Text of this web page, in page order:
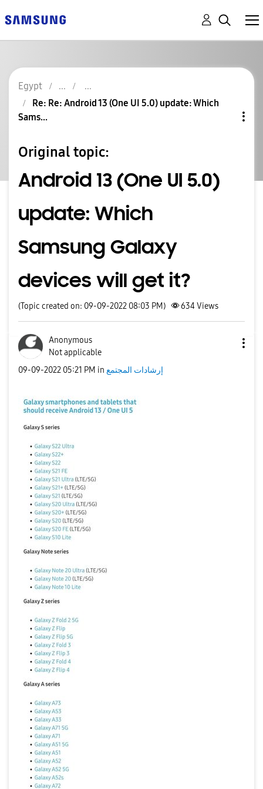
Egypt
Re: Re: Android 13 (One UI 5.0) update: Which
Sams...
Original topic:
Android 13 (One UI 5.0)
update: Which
Samsung Galaxy
devices will get it?
(Topic created on: 09-09-2022 08:03 PM) 634Views
Anonymous
Not applicable
‎09-09-2022 05:21 PM in إرشادات المجتمع